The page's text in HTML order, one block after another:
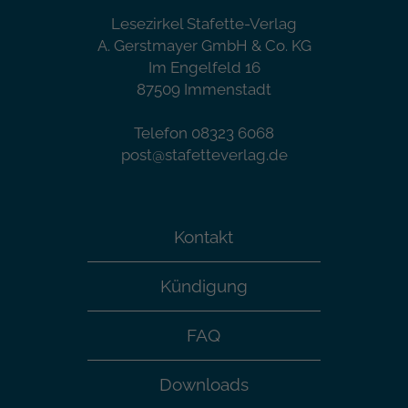
Lesezirkel Stafette-Verlag
A. Gerstmayer GmbH & Co. KG
Im Engelfeld 16
87509 Immenstadt
Telefon 08323 6068
post@stafetteverlag.de
Kontakt
Kündigung
FAQ
Downloads